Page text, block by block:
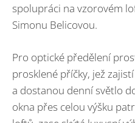
spolupráci na vzorovém
Simonu Belicovou.
Pro optické předělení
prosklené příčky, jež
a dostanou denní světlo
okna přes celou výšku